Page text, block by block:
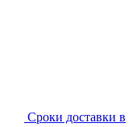
Сроки доставки в